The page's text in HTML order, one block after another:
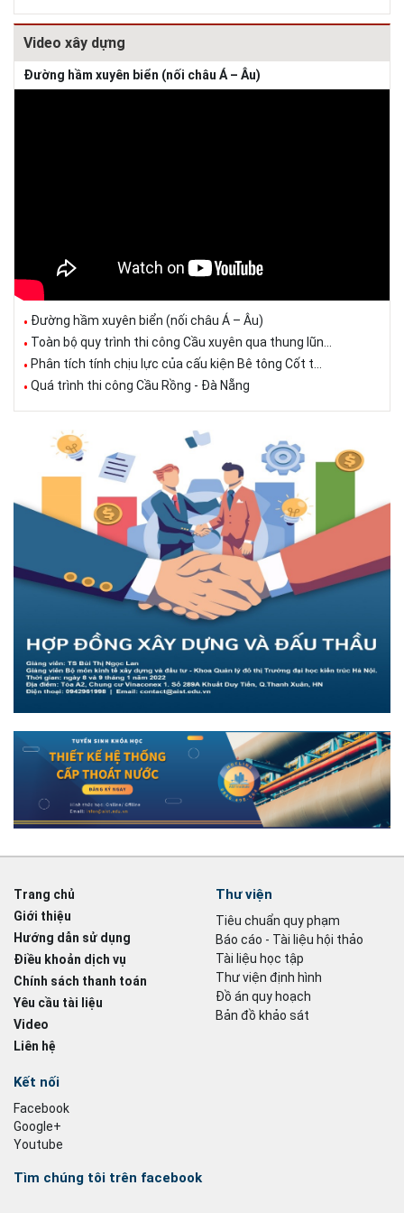
Video xây dựng
Đường hầm xuyên biển (nối châu Á – Âu)
Đường hầm xuyên biển (nối châu Á – Âu)
Toàn bộ quy trình thi công Cầu xuyên qua thung lũn...
Phân tích tính chịu lực của cấu kiện Bê tông Cốt t...
Quá trình thi công Cầu Rồng - Đà Nẵng
Trang chủ
Giới thiệu
Hướng dẫn sử dụng
Điều khoản dịch vụ
Chính sách thanh toán
Yêu cầu tài liệu
Video
Liên hệ
Thư viện
Tiêu chuẩn quy phạm
Báo cáo - Tài liệu hội thảo
Tài liệu học tập
Thư viện định hình
Đồ án quy hoạch
Bản đồ khảo sát
Kết nối
Facebook
Google+
Youtube
Tìm chúng tôi trên facebook